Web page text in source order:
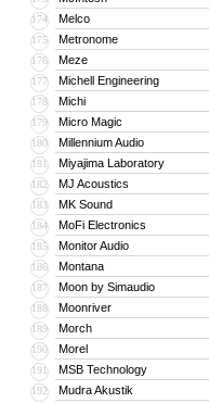
174 Melco
175 Metronome
176 Meze
177 Michell Engineering
178 Michi
179 Micro Magic
180 Millennium Audio
181 Miyajima Laboratory
182 MJ Acoustics
183 MK Sound
184 MoFi Electronics
185 Monitor Audio
186 Montana
187 Moon by Simaudio
188 Moonriver
189 Morch
190 Morel
191 MSB Technology
192 Mudra Akustik